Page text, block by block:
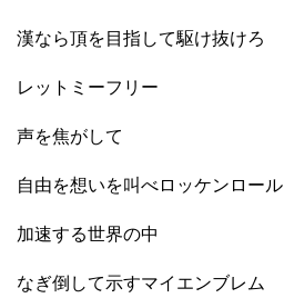
漢なら頂を目指して駆け抜けろ
レットミーフリー
声を焦がして
自由を想いを叫べロッケンロール
加速する世界の中
なぎ倒して示すマイエンブレム